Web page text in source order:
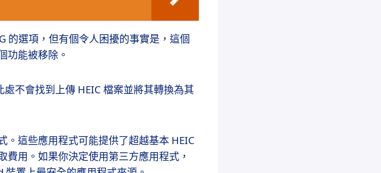
的選項，但有個令人困擾的事實是，這個
功能被移除。
不會找到上傳 HEIC 檔案並將其轉換為其
。這些應用程式可能提供了超越基本 HEIC
用。如果你決定使用第三方應用程式，